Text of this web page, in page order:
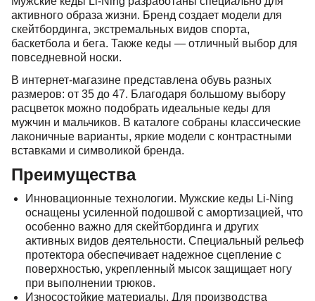
47 RU
активного образа жизни. Бренд создает модели для
скейтбординга, экстремальных видов спорта,
баскетбола и бега. Также кеды — отличный выбор для
повседневной носки.
В интернет-магазине представлена обувь разных
размеров: от 35 до 47. Благодаря большому выбору
расцветок можно подобрать идеальные кеды для
мужчин и мальчиков. В каталоге собраны классические
лаконичные варианты, яркие модели с контрастными
вставками и символикой бренда.
Преимущества
Инновационные технологии. Мужские кеды Li-Ning
оснащены усиленной подошвой с амортизацией, что
особенно важно для скейтбординга и других
активных видов деятельности. Специальный рельеф
протектора обеспечивает надежное сцепление с
поверхностью, укрепленный мысок защищает ногу
при выполнении трюков.
Износостойкие материалы. Для производства